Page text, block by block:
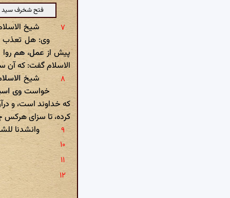
فتح شخرف سید
شیخ
وی: هل تعذب
پیش از عمل، هم
الاسلام گفت: که آن
شیخ
خواست وی
که خداوند است، و
کرده، تا سزای
وانشدنا